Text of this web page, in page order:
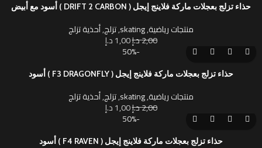
حذاء تزلج بعجلات ماركة فلاينج إيجل ( DRIFT 2 CARBON ) أسود مع أبيض
منتجات رياضية,
skating
,تزلج,أحذية تزلج
2,00د.إ1,00د.إ
-50%
حذاء تزلج بعجلات ماركة فلاينج إيجل ( F3 DRAGONFLY ) أسود
منتجات رياضية,
skating
,تزلج,أحذية تزلج
2,00د.إ1,00د.إ
-50%
حذاء تزلج بعجلات ماركة فلاينج إيجل ( F4 RAVEN ) أسود